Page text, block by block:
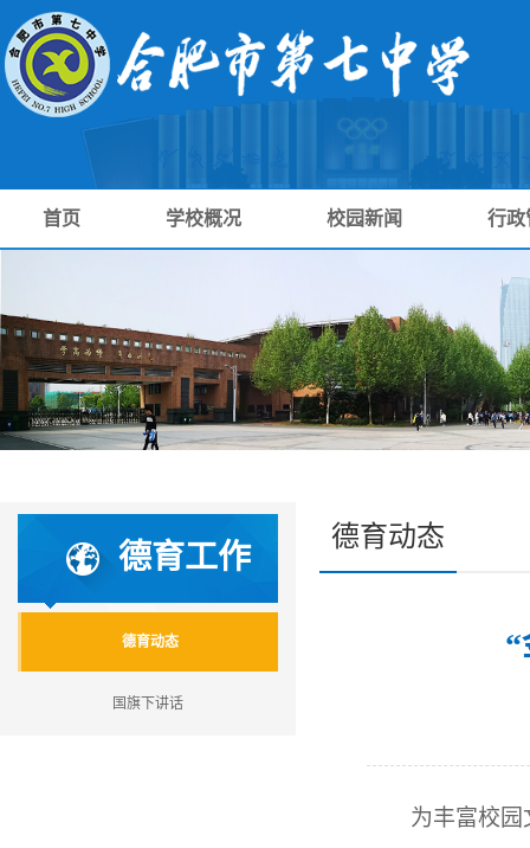
首页 学校概况 校园新闻 行政
德育工作
德育动态
国旗下讲话
德育动态
为丰富校